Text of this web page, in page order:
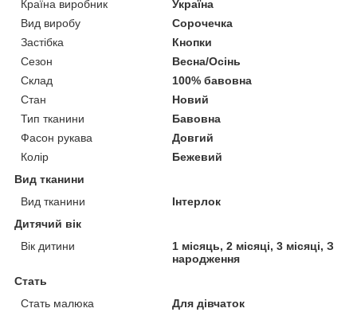
Країна виробник
Україна
Вид виробу
Сорочечка
Застібка
Кнопки
Сезон
Весна/Осінь
Склад
100% бавовна
Стан
Новий
Тип тканини
Бавовна
Фасон рукава
Довгий
Колір
Бежевий
Вид тканини
Вид тканини
Інтерлок
Дитячий вік
Вік дитини
1 місяць, 2 місяці, 3 місяці, З
народження
Стать
Стать малюка
Для дівчаток